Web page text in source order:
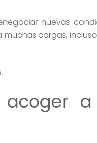
nuevas
cargas,
acoger